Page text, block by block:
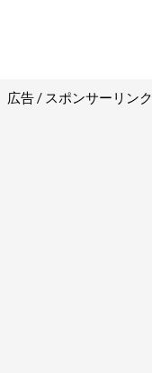
広告 / スポンサーリンク